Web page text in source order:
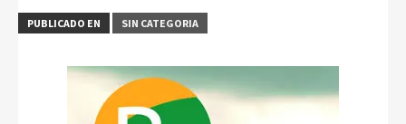
PUBLICADO EN SIN CATEGORIA